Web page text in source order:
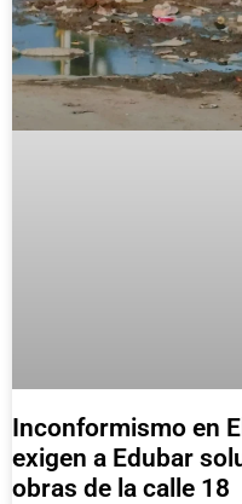
Inconformismo en
exigen a Edubar
obras de la calle 18